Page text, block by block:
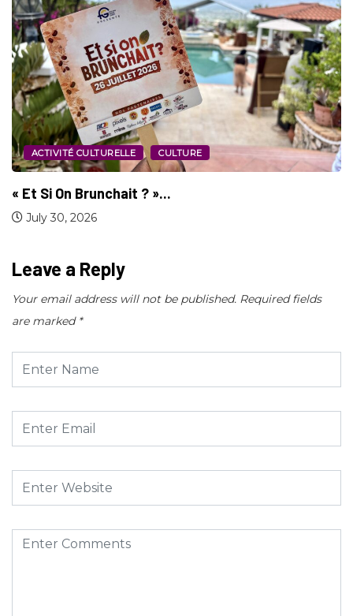
SPORT
Jeux d’Amérique Centrale et des Caraïbes :...
July 29, 2026
Leave a Reply
Your email address will not be published. Required fields
are marked *